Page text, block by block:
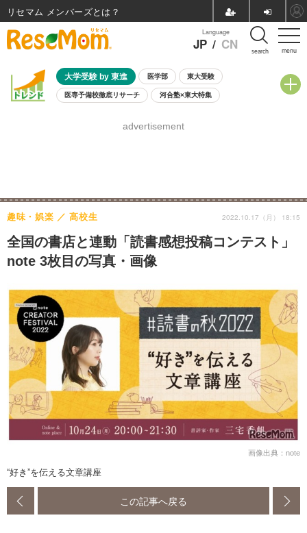
menu
Language
JP / CN search
大学受験 by 東進 医学部 東大受験
医専予備校徹底リサーチ 河合塾×東大特集
8月開催学校説明会・相談会
advertisement
全国の書店と連動「読書感想投稿コンテスト」
note 3枚目の写真・画像
趣味・娯楽 高校生 2022.10.17（月） 18:15
画像出典：note
“好き”を伝える文章講座
この記事へ戻る
リセマム メンバーズ